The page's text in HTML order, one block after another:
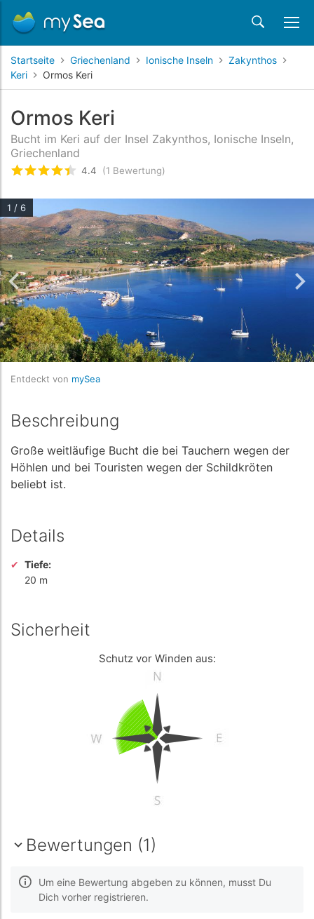
Startseite Griechenland Ionische Inseln
Zakynthos
Keri
Ormos Keri
Ormos Keri
Bucht im Keri auf der Insel Zakynthos, Ionische Inseln,
Griechenland
bewertet4.4/5 beyogen auf
4.4 (1 Bewertung)
1 / 6
Entdeckt von mySea
Beschreibung
Große weitläufige Bucht die bei Tauchern wegen der
Höhlen und bei Touristen wegen der Schildkröten
beliebt ist.
Details
Tiefe:
20 m
Sicherheit
Schutz vor Winden aus:
Bewertungen (1)
Um eine Bewertung abgeben zu können, musst Du
Dich vorher registrieren.